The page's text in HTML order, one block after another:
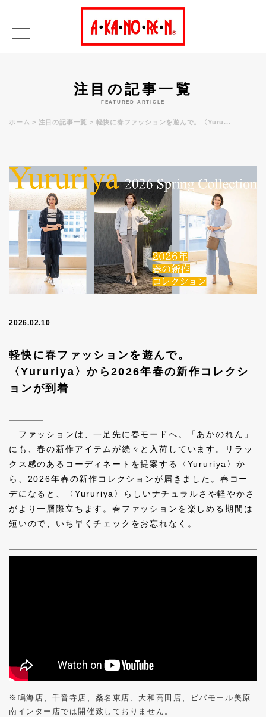
注目の記事一覧
FEATURED ARTICLE
ホーム 注目の記事一覧 軽快に春ファッションを遊んで。〈Yuru...
2026.02.10
軽快に春ファッションを遊んで。
〈Yururiya〉から2026年春の新作コレクシ
ョンが到着
ファッションは、一足先に春モードへ。「あかのれん」
にも、春の新作アイテムが続々と入荷しています。リラッ
クス感のあるコーディネートを提案する〈Yururiya〉か
ら、2026年春の新作コレクションが届きました。春コー
デになると、〈Yururiya〉らしいナチュラルさや軽やかさ
がより一層際立ちます。春ファッションを楽しめる期間は
短いので、いち早くチェックをお忘れなく。
※鳴海店、千音寺店、桑名東店、大和高田店、ビバモール美原
南インター店では開催致しておりません。